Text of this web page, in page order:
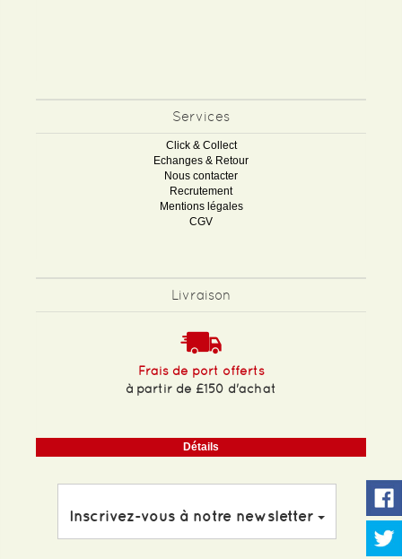
Services
Click & Collect
Echanges & Retour
Nous contacter
Recrutement
Mentions légales
CGV
Livraison
Frais de port offerts
à partir de £150 d'achat
Détails
Inscrivez-vous à notre newsletter